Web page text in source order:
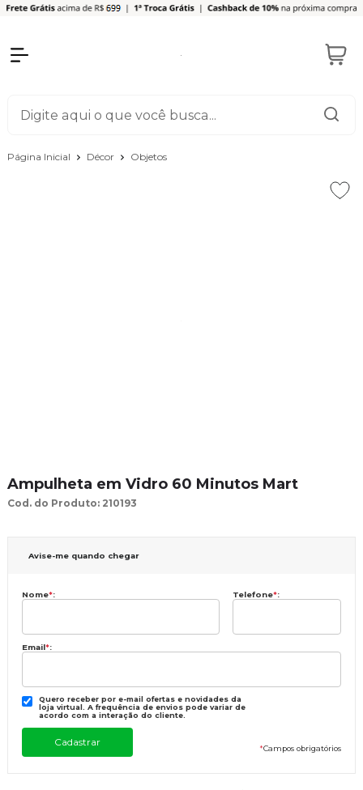
Página Inicial Décor Objetos
Ampulheta em Vidro 60 Minutos Mart
Cod. do Produto: 210193
Avise-me quando chegar
Nome*: Telefone*:
Email*:
Quero receber por e-mail ofertas e novidades da
loja virtual. A frequência de envios pode variar de
acordo com a interação do cliente.
*Campos obrigatórios